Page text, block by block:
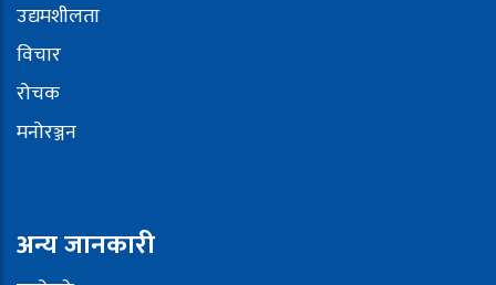
उद्यमशीलता
विचार
रोचक
मनोरञ्जन
अन्य जानकारी